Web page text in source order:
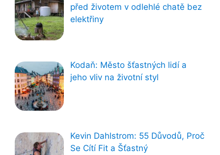
před životem v odlehlé chatě bez
elektřiny
Kodaň: Město šťastných lidí a
jeho vliv na životní styl
Kevin Dahlstrom: 55 Důvodů, Proč
Se Cítí Fit a Šťastný